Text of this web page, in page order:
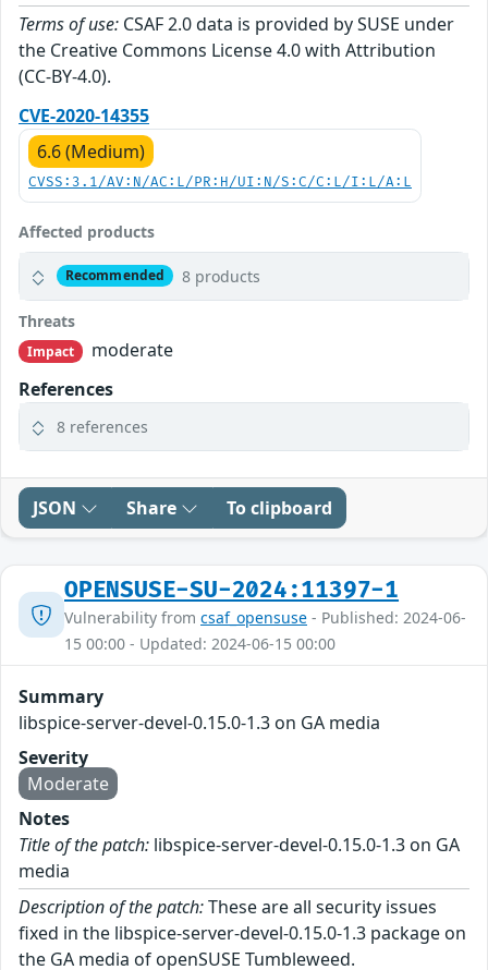
Terms of use: CSAF 2.0 data is provided by SUSE under
the Creative Commons License 4.0 with Attribution
(CC-BY-4.0).
CVE-2020-14355
6.6 (Medium)
CVSS:3.1/AV:N/AC:L/PR:H/UI:N/S:C/C:L/I:L/A:L
Affected products
Recommended 8 products
Threats
Impact
moderate
References
8 references
JSON Share To clipboard
OPENSUSE-SU-2024:11397-1
Vulnerability from csaf_opensuse - Published: 2024-06-
15 00:00 - Updated: 2024-06-15 00:00
Summary
libspice-server-devel-0.15.0-1.3 on GA media
Severity
Moderate
Notes
Title of the patch: libspice-server-devel-0.15.0-1.3 on GA
media
Description of the patch:These are all security issues
fixed in the libspice-server-devel-0.15.0-1.3 package on
the GA media of openSUSE Tumbleweed.